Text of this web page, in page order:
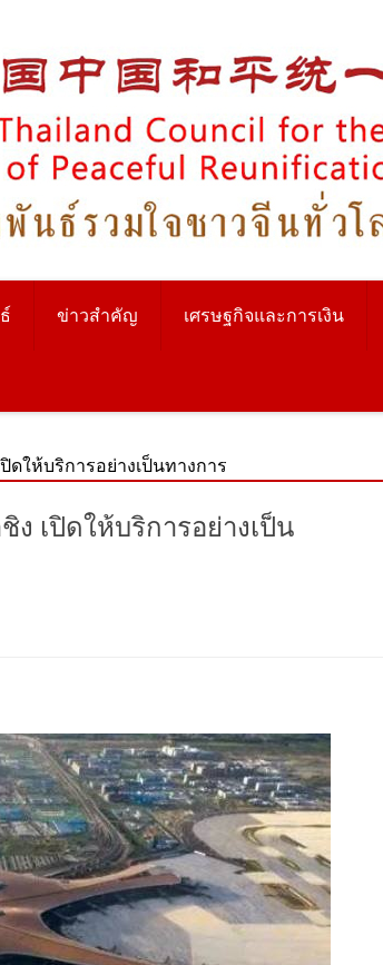
ข่าวสำคัญ เศรษฐกิจและการเงิน
ให้บริการอย่างเป็นทางการ
เปิดให้บริการอย่างเป็น